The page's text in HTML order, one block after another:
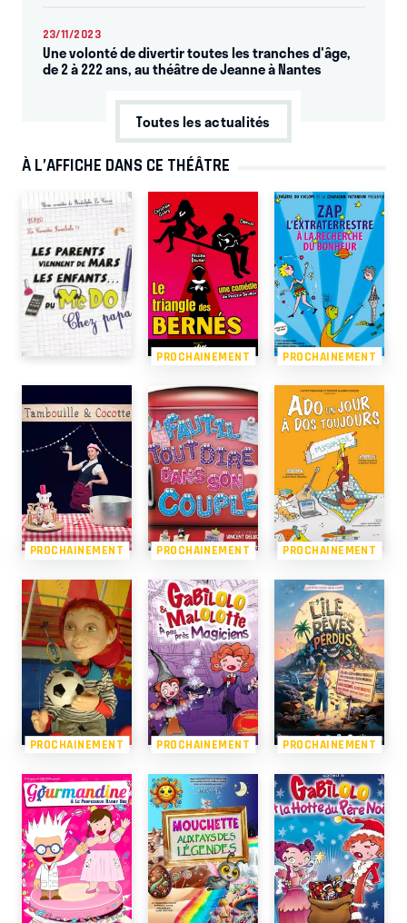
23/11/2023
Une volonté de divertir toutes les tranches d'âge,
de 2 à 222 ans, au théâtre de Jeanne à Nantes
Toutes les actualités
À L’AFFICHE DANS CE THÉÂTRE
PROCHAINEMENT PROCHAINEMENT
PROCHAINEMENT PROCHAINEMENT PROCHAINEMENT
PROCHAINEMENT PROCHAINEMENT PROCHAINEMENT